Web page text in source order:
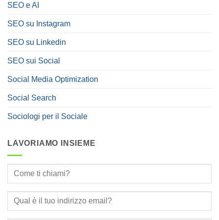
SEO e AI
SEO su Instagram
SEO su Linkedin
SEO sui Social
Social Media Optimization
Social Search
Sociologi per il Sociale
LAVORIAMO INSIEME